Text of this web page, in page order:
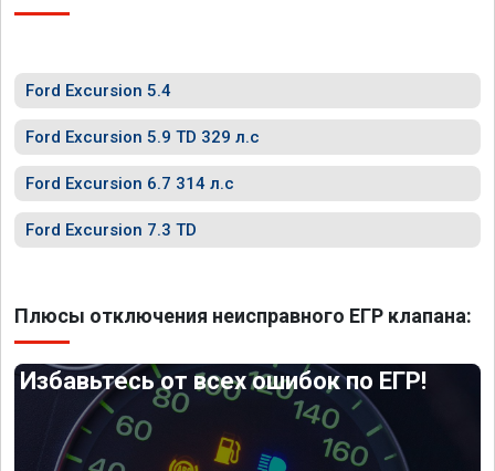
Ford Excursion 5.4
Ford Excursion 5.9 TD 329 л.с
Ford Excursion 6.7 314 л.с
Ford Excursion 7.3 TD
Плюсы отключения неисправного ЕГР клапана:
Избавьтесь от всех ошибок по ЕГР!